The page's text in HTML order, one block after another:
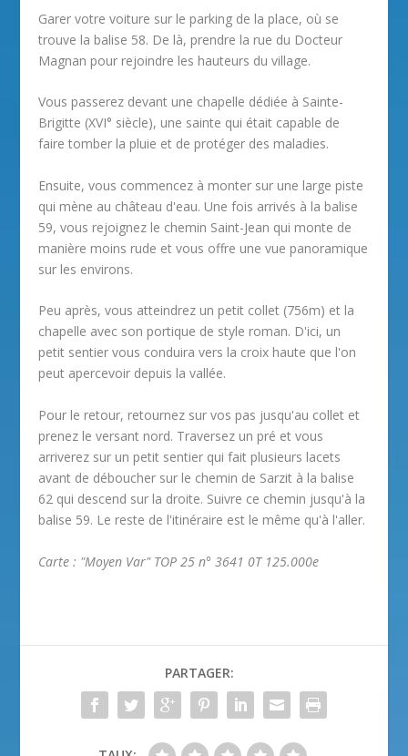
Garer votre voiture sur le parking de la place, où se
trouve la balise 58. De là, prendre la rue du Docteur
Magnan pour rejoindre les hauteurs du village.
Vous passerez devant une chapelle dédiée à Sainte-
Brigitte (XVI° siècle), une sainte qui était capable de
faire tomber la pluie et de protéger des maladies.
Ensuite, vous commencez à monter sur une large piste
qui mène au château d'eau. Une fois arrivés à la balise
59, vous rejoignez le chemin Saint-Jean qui monte de
manière moins rude et vous offre une vue panoramique
sur les environs.
Peu après, vous atteindrez un petit collet (756m) et la
chapelle avec son portique de style roman. D'ici, un
petit sentier vous conduira vers la croix haute que l'on
peut apercevoir depuis la vallée.
Pour le retour, retournez sur vos pas jusqu'au collet et
prenez le versant nord. Traversez un pré et vous
arriverez sur un petit sentier qui fait plusieurs lacets
avant de déboucher sur le chemin de Sarzit à la balise
62 qui descend sur la droite. Suivre ce chemin jusqu'à la
balise 59. Le reste de l'itinéraire est le même qu'à l'aller.
Carte : "Moyen Var" TOP 25 n° 3641 0T 125.000e
PARTAGER: